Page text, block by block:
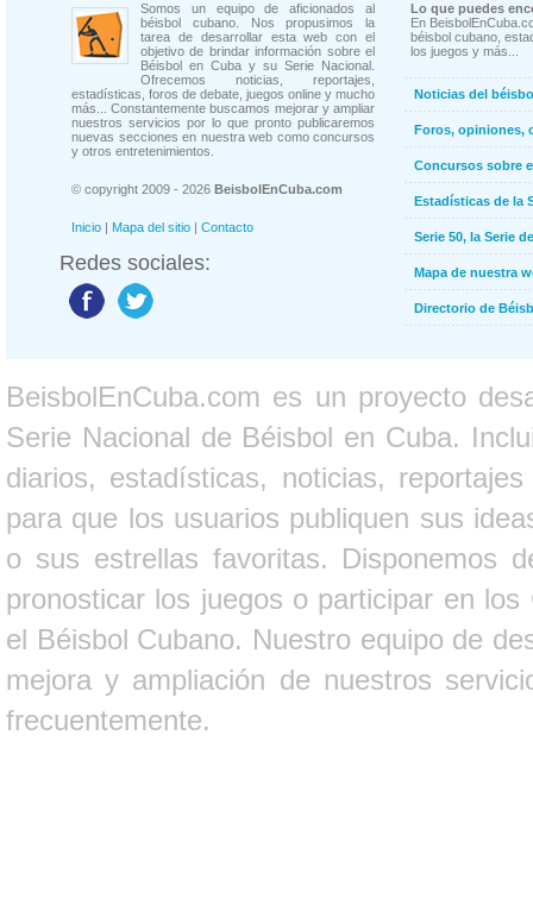
Somos un equipo de aficionados al
béisbol cubano. Nos propusimos la
tarea de desarrollar esta web con el
objetivo de brindar información sobre el
Béisbol en Cuba y su Serie Nacional.
Ofrecemos noticias, reportajes,
estadísticas, foros de debate, juegos online y mucho
más... Constantemente buscamos mejorar y ampliar
nuestros servicios por lo que pronto publicaremos
nuevas secciones en nuestra web como concursos
y otros entretenimientos.
© copyright 2009 - 2026 BeisbolEnCuba.com
Inicio | Mapa del sitio | Contacto
Redes sociales:
Lo que puedes
En
béisbol cubano,
los juegos y más...
Noticias del
Foros, opiniones,
Concursos sobre
Estadísticas de la
Serie 50, la Serie
Mapa de nuestra
Directorio de
BeisbolEnCuba.com es un proyecto
Serie Nacional de Béisbol en Cuba.
diarios, estadísticas, noticias,
para que los usuarios publiquen sus
o sus estrellas favoritas. Disponemos
pronosticar los juegos o participar en
el Béisbol Cubano. Nuestro equipo de
mejora y ampliación de nuestros
frecuentemente.